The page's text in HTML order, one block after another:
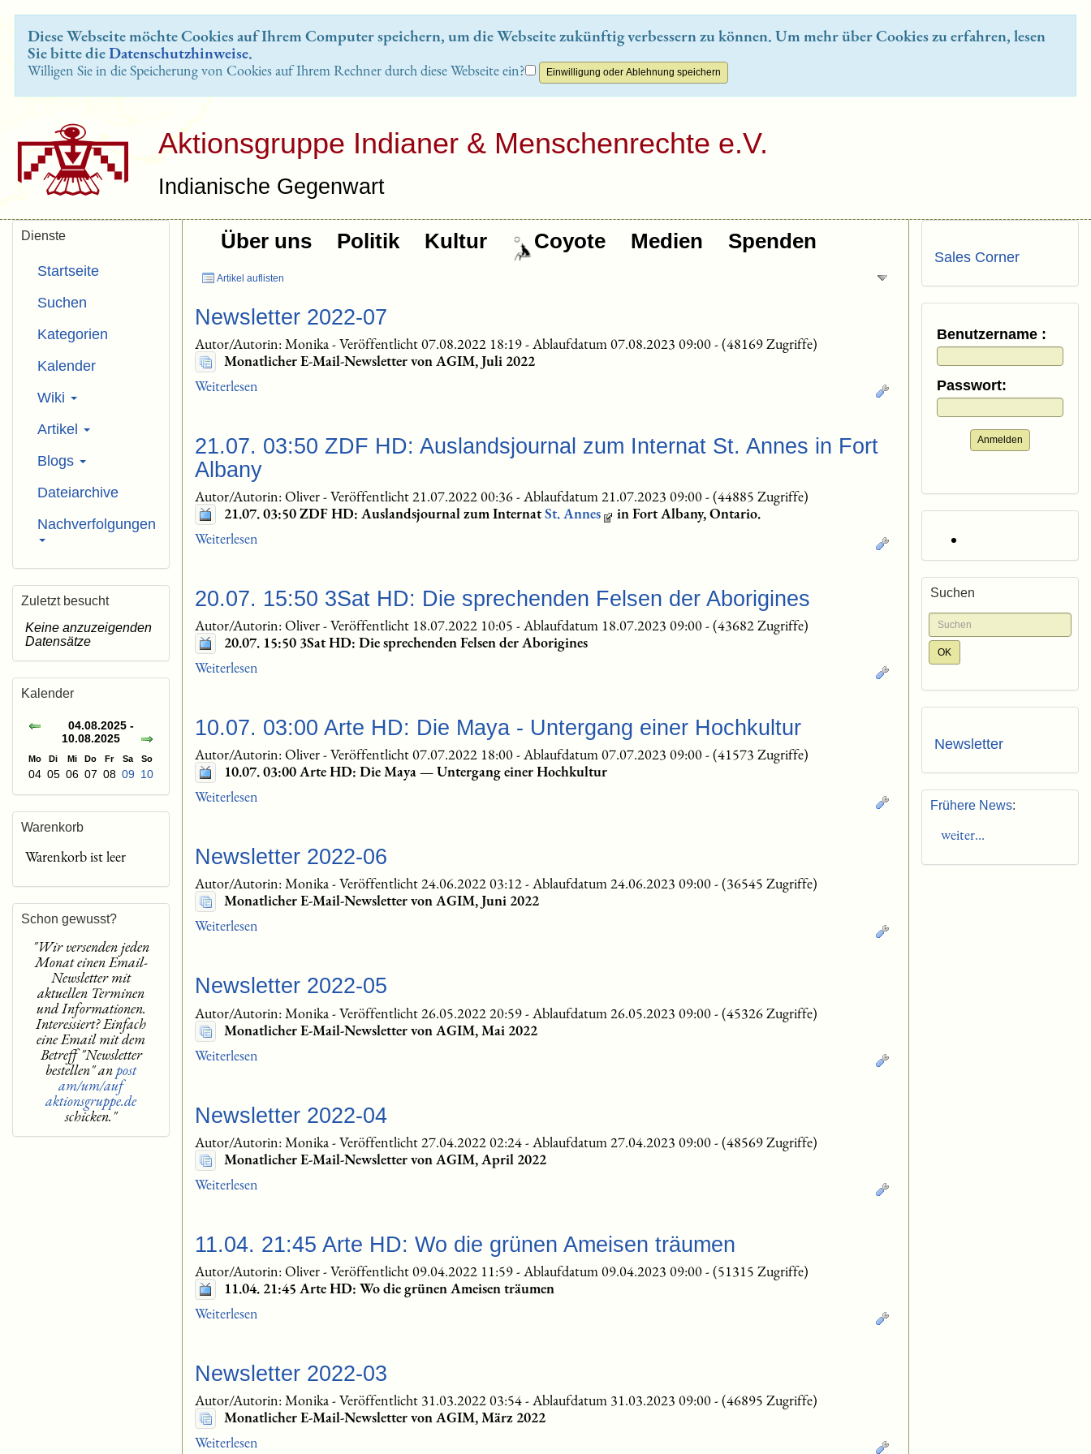
Diese Webseite möchte Cookies auf Ihrem Computer speichern, um die Webseite zukünftig verbessern zu können. Um mehr über Cookies zu erfahren, lesen
Sie bitte dieDatenschutzhinweise.
Willigen Sie in die Speicherung von Cookies auf Ihrem Rechner durch diese Webseite ein?
Aktionsgruppe Indianer & Menschenrechte e.V.
Indianische Gegenwart
Über uns Politik Kultur Coyote Medien Spenden
Artikel auflisten
Newsletter 2022-07
Autor/Autorin: Monika-Veröffentlicht 07.08.2022 18:19-Ablaufdatum 07.08.2023 09:00-(48169 Zugriffe)
Monatlicher E-Mail-Newsletter von AGIM, Juli 2022
Weiterlesen
21.07. 03:50 ZDF HD: Auslandsjournal zum Internat St. Annes in Fort
Albany
Autor/Autorin: Oliver-Veröffentlicht 21.07.2022 00:36-Ablaufdatum 21.07.2023 09:00-(44885 Zugriffe)
21.07. 03:50 ZDF HD: Auslandsjournal zum InternatSt. Annes
in Fort Albany, Ontario.
Weiterlesen
20.07. 15:50 3Sat HD: Die sprechenden Felsen der Aborigines
Autor/Autorin: Oliver-Veröffentlicht 18.07.2022 10:05 -Ablaufdatum 18.07.2023 09:00-(43682 Zugriffe)
20.07. 15:50 3Sat HD: Die sprechenden Felsen der Aborigines
Weiterlesen
10.07. 03:00 Arte HD: Die Maya - Untergang einer Hochkultur
Autor/Autorin: Oliver-Veröffentlicht 07.07.2022 18:00-Ablaufdatum 07.07.2023 09:00-(41573 Zugriffe)
10.07. 03:00 Arte HD: Die Maya — Untergang einer Hochkultur
Weiterlesen
Newsletter 2022-06
Autor/Autorin: Monika-Veröffentlicht 24.06.2022 03:12-Ablaufdatum 24.06.2023 09:00-(36545 Zugriffe)
Monatlicher E-Mail-Newsletter von AGIM, Juni 2022
Weiterlesen
Newsletter 2022-05
Autor/Autorin: Monika -Veröffentlicht 26.05.2022 20:59- Ablaufdatum 26.05.2023 09:00-(45326 Zugriffe)
Monatlicher E-Mail-Newsletter von AGIM, Mai 2022
Weiterlesen
Newsletter 2022-04
Autor/Autorin: Monika-Veröffentlicht 27.04.2022 02:24-Ablaufdatum 27.04.2023 09:00-(48569 Zugriffe)
Monatlicher E-Mail-Newsletter von AGIM, April 2022
Weiterlesen
11.04. 21:45 Arte HD: Wo die grünen Ameisen träumen
Autor/Autorin: Oliver-Veröffentlicht 09.04.2022 11:59-Ablaufdatum 09.04.2023 09:00-(51315 Zugriffe)
11.04. 21:45 Arte HD: Wo die grünen Ameisen träumen
Weiterlesen
Newsletter 2022-03
Autor/Autorin: Monika-Veröffentlicht 31.03.2022 03:54-Ablaufdatum 31.03.2023 09:00-(46895 Zugriffe)
Monatlicher E-Mail-Newsletter von AGIM, März 2022
Weiterlesen
Dienste
Startseite
Suchen
Kategorien
Kalender
Wiki
Artikel
Blogs
Dateiarchive
Nachverfolgungen
Zuletzt besucht
Keine anzuzeigenden
Datensätze
Kalender
04.08.2025 -
10.08.2025
Mo Di Mi Do Fr Sa So
04 05 06 07 08 09 10
Warenkorb
Warenkorb ist leer
Schon gewusst?
"Wir versenden jeden
Monat einen Email-
Newsletter mit
aktuellen Terminen
und Informationen.
Interessiert? Einfach
eine Email mit dem
Betreff "Newsletter
bestellen" anpost
am/um/auf
aktionsgruppe.de
schicken."
Sales Corner
Benutzername :
Passwort:
Anmelden
Suchen
Newsletter
Frühere News:
weiter...